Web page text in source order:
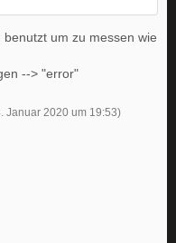
um zu messen wie
--> "error"
Januar 2020 um 19:53)